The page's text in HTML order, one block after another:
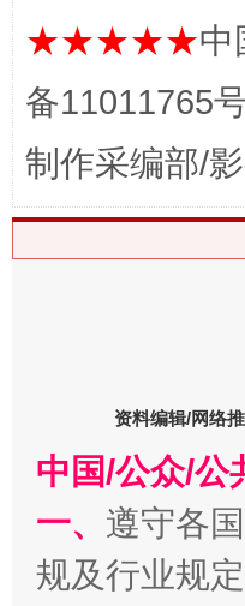
在谋一域中谋
★★★★★中
备11011765
制作采编部/
资料编辑/网络
中国/公众/公
一、 遵守各
规及行业规